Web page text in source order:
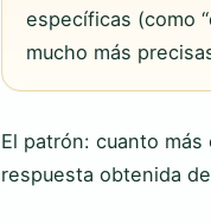
específicas (como
mucho más
El patrón: cuanto
respuesta obtenida